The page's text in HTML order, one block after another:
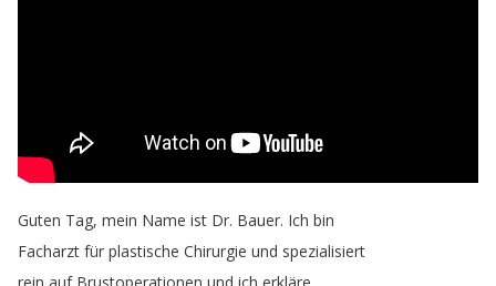
Guten Tag, mein Name ist Dr. Bauer. Ich bin
Facharzt für plastische Chirurgie und spezialisiert